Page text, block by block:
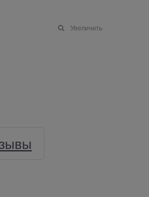
Увеличить